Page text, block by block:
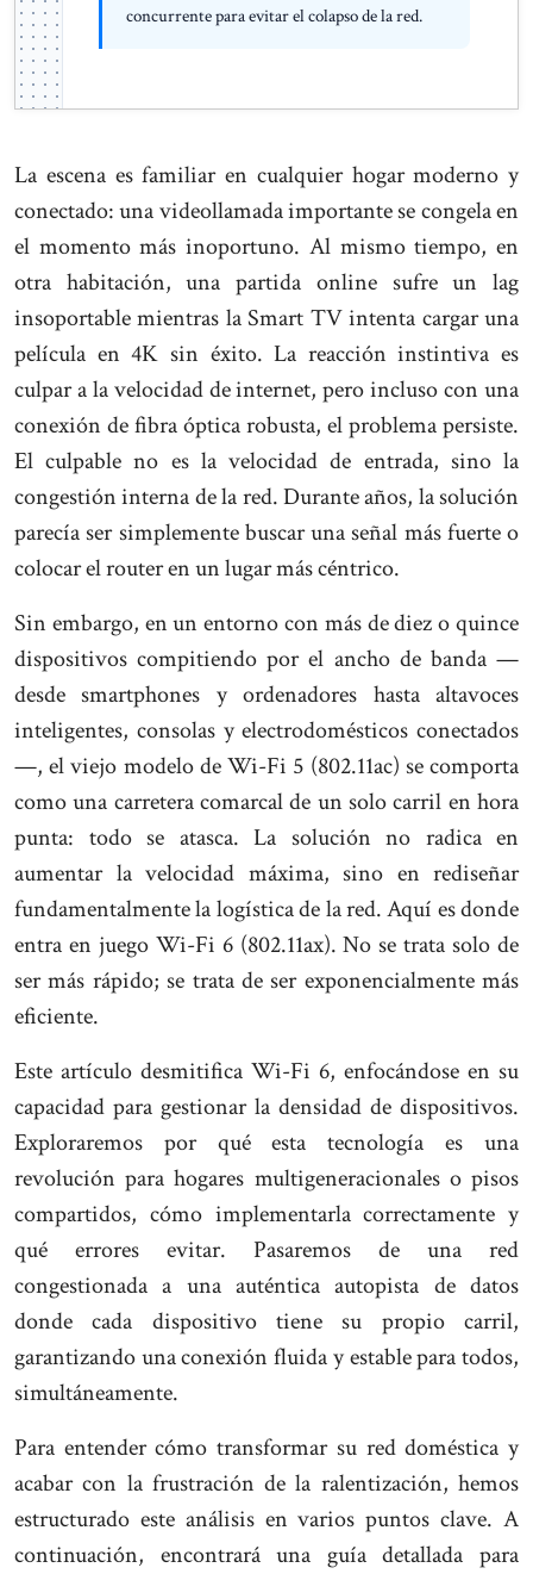
concurrente para evitar el colapso de la red.
La escena es familiar en cualquier hogar moderno y
conectado: una videollamada importante se congela en
el momento más inoportuno. Al mismo tiempo, en
otra habitación, una partida online sufre un lag
insoportable mientras la Smart TV intenta cargar una
película en 4K sin éxito. La reacción instintiva es
culpar a la velocidad de internet, pero incluso con una
conexión de fibra óptica robusta, el problema persiste.
El culpable no es la velocidad de entrada, sino la
congestión interna de la red. Durante años, la solución
parecía ser simplemente buscar una señal más fuerte o
colocar el router en un lugar más céntrico.
Sin embargo, en un entorno con más de diez o quince
dispositivos compitiendo por el ancho de banda —
desde smartphones y ordenadores hasta altavoces
inteligentes, consolas y electrodomésticos conectados
—, el viejo modelo de Wi-Fi 5 (802.11ac) se comporta
como una carretera comarcal de un solo carril en hora
punta: todo se atasca. La solución no radica en
aumentar la velocidad máxima, sino en rediseñar
fundamentalmente la logística de la red. Aquí es donde
entra en juego Wi-Fi 6 (802.11ax). No se trata solo de
ser más rápido; se trata de ser exponencialmente más
eficiente.
Este artículo desmitifica Wi-Fi 6, enfocándose en su
capacidad para gestionar la densidad de dispositivos.
Exploraremos por qué esta tecnología es una
revolución para hogares multigeneracionales o pisos
compartidos, cómo implementarla correctamente y
qué errores evitar. Pasaremos de una red
congestionada a una auténtica autopista de datos
donde cada dispositivo tiene su propio carril,
garantizando una conexión fluida y estable para todos,
simultáneamente.
Para entender cómo transformar su red doméstica y
acabar con la frustración de la ralentización, hemos
estructurado este análisis en varios puntos clave. A
continuación, encontrará una guía detallada para